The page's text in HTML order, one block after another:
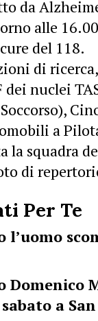
da
alle
del 118.
di
dei nuclei
a
la squadra
di
Per Te
l’uomo
Domenico
a